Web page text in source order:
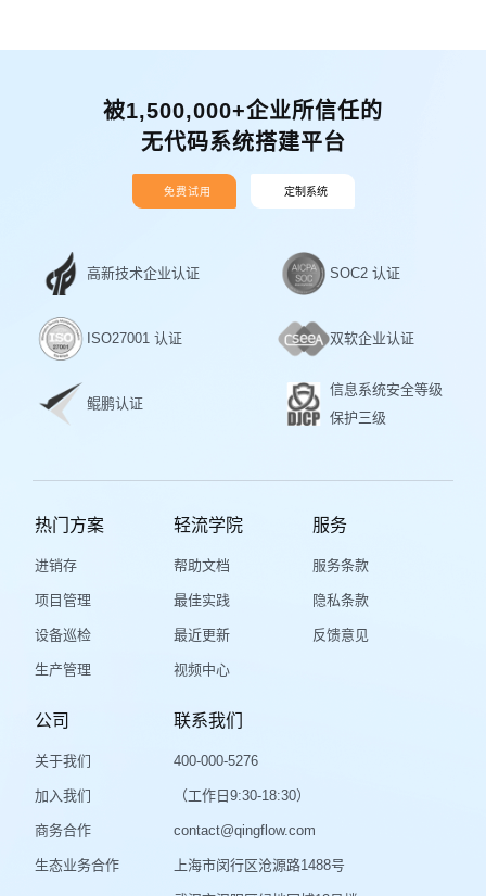
被1,500,000+企业所信任的
无代码系统搭建平台
免费试用 定制系统
高新技术企业认证 SOC2 认证
ISO27001 认证 双软企业认证
鲲鹏认证
信息系统安全等级
保护三级
热门方案
进销存
项目管理
设备巡检
生产管理
轻流学院
帮助文档
最佳实践
最近更新
视频中心
服务
服务条款
隐私条款
反馈意见
公司
关于我们
加入我们
商务合作
生态业务合作
联系我们
400-000-5276
（工作日9:30-18:30）
contact@qingflow.com
上海市闵行区沧源路1488号